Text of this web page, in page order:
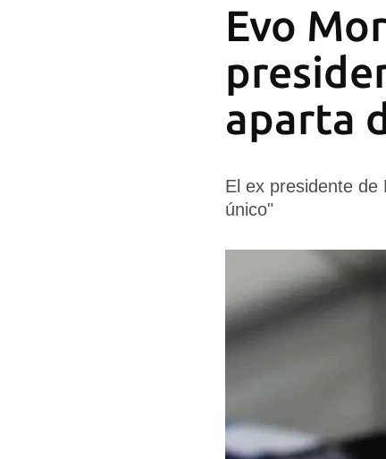
Evo
aparta
El ex presidente de
único"